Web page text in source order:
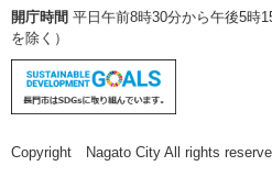
開庁時間 平日午前8時30分から午後5時
を除く）
Copyright Nagato City All rights